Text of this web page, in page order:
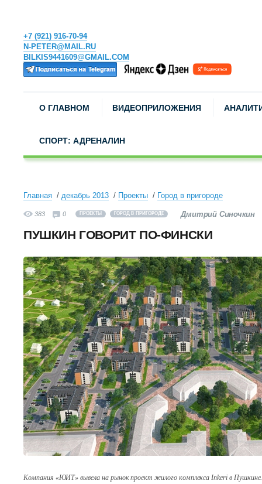
+7 (921) 916-70-94
N-PETER@MAIL.RU
BILKIS9441609@GMAIL.COM
О ГЛАВНОМ ВИДЕОПРИЛОЖЕНИЯ
СПОРТ: АДРЕНАЛИН
Главная декабрь 2013 Проекты Город в пригороде
383 0 ПРОЕКТЫ ГОРОД В ПРИГОРОДЕ Дмитрий Синочкин
ПУШКИН ГОВОРИТ ПО-ФИНСКИ
Компания «ЮИТ» вывела на рынок проект жилого комплекса Inkeri в Пушкине.